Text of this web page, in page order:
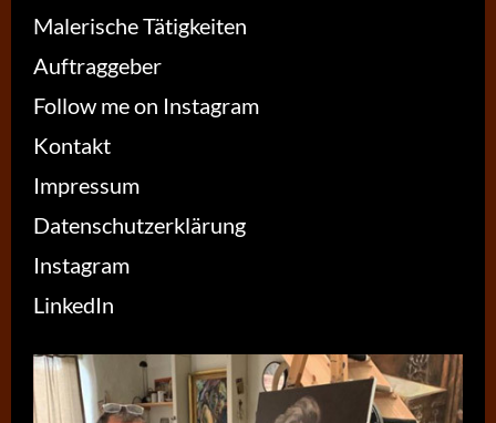
Malerische Tätigkeiten
Auftraggeber
Follow me on Instagram
Kontakt
Impressum
Datenschutzerklärung
Instagram
LinkedIn